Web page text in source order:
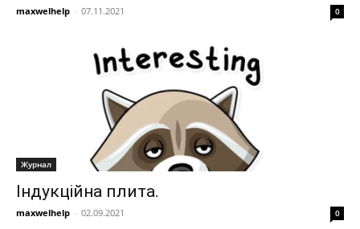
maxwelhelp - 07.11.2021 0
Журнал
Індукційна плита.
maxwelhelp - 02.09.2021 0